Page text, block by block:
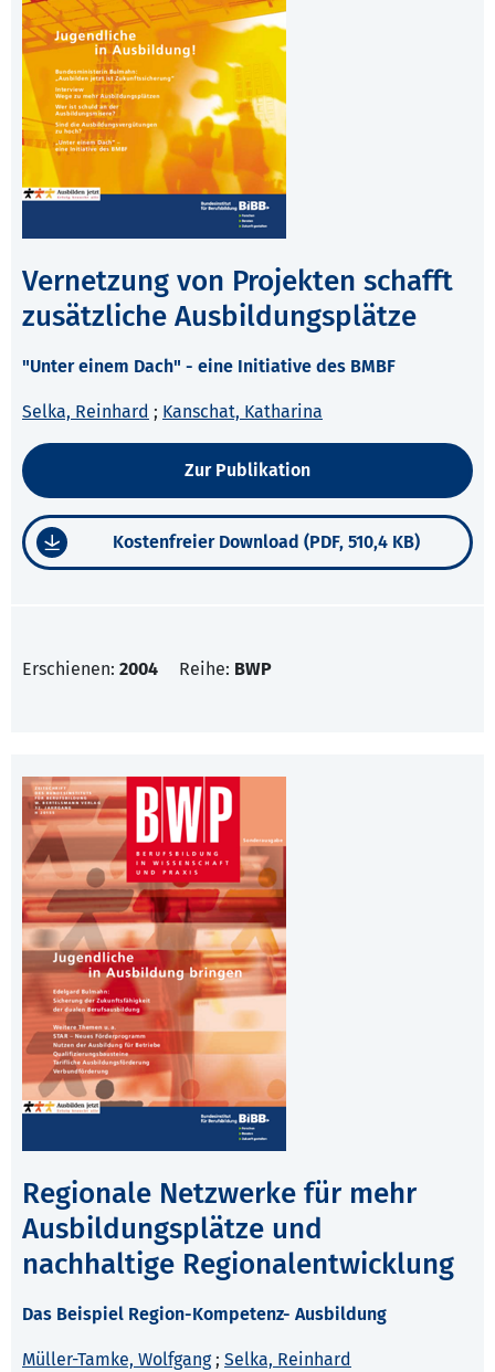
Vernetzung von Projekten schafft
zusätzliche Ausbildungsplätze
"Unter einem Dach" - eine Initiative des BMBF
Selka, Reinhard ; Kanschat, Katharina
Zur Publikation
Kostenfreier Download (PDF, 510,4 KB)
Erschienen: 2004 Reihe: BWP
Regionale Netzwerke für mehr
Ausbildungsplätze und
nachhaltige Regionalentwicklung
Das Beispiel Region-Kompetenz- Ausbildung
Müller-Tamke, Wolfgang; Selka, Reinhard